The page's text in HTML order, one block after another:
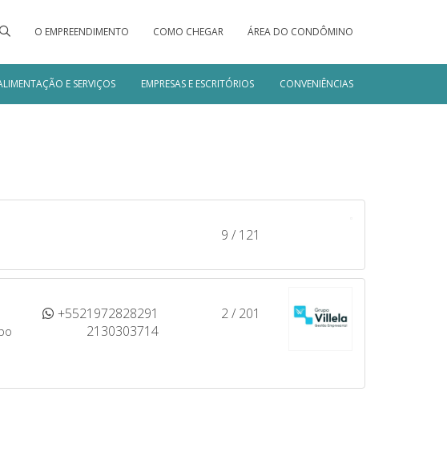
O EMPREENDIMENTO COMO CHEGAR ÁREA DO CONDÔMINO
E SERVIÇOS EMPRESAS E ESCRITÓRIOS CONVENIÊNCIAS
9 / 121
2 / 201
+5521972828291
2130303714